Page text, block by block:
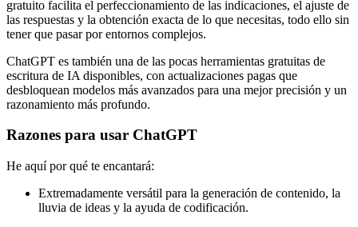
gratuito facilita el perfeccionamiento de las indicaciones, el ajuste de
las respuestas y la obtención exacta de lo que necesitas, todo ello sin
tener que pasar por entornos complejos.
ChatGPT es también una de las pocas herramientas gratuitas de
escritura de IA disponibles, con actualizaciones pagas que
desbloquean modelos más avanzados para una mejor precisión y un
razonamiento más profundo.
Razones para usar ChatGPT
He aquí por qué te encantará:
Extremadamente versátil para la generación de contenido, la
lluvia de ideas y la ayuda de codificación.